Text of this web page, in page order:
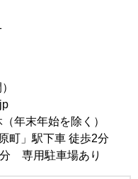
年末年始を除く）
町」駅下車 徒歩2分
分 専用駐車場あり